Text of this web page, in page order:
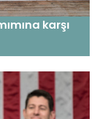
karşı